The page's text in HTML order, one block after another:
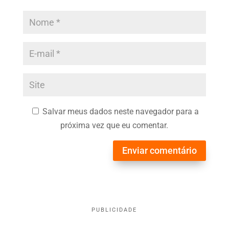
Salvar meus dados neste navegador para a
próxima vez que eu comentar.
Enviar comentário
PUBLICIDADE